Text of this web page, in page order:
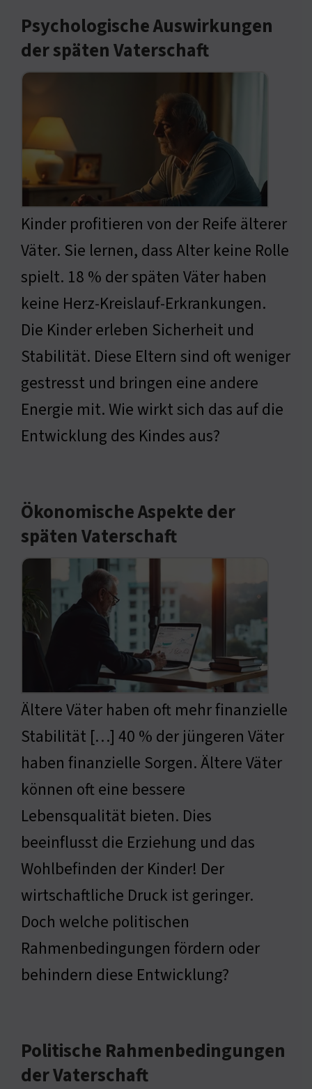
Psychologische Auswirkungen
der späten Vaterschaft
Kinder profitieren von der Reife älterer
Väter. Sie lernen, dass Alter keine Rolle
spielt. 18 % der späten Väter haben
keine Herz-Kreislauf-Erkrankungen.
Die Kinder erleben Sicherheit und
Stabilität. Diese Eltern sind oft weniger
gestresst und bringen eine andere
Energie mit. Wie wirkt sich das auf die
Entwicklung des Kindes aus?
Ökonomische Aspekte der
späten Vaterschaft
Ältere Väter haben oft mehr finanzielle
Stabilität […] 40 % der jüngeren Väter
haben finanzielle Sorgen. Ältere Väter
können oft eine bessere
Lebensqualität bieten. Dies
beeinflusst die Erziehung und das
Wohlbefinden der Kinder! Der
wirtschaftliche Druck ist geringer.
Doch welche politischen
Rahmenbedingungen fördern oder
behindern diese Entwicklung?
Politische Rahmenbedingungen
der Vaterschaft